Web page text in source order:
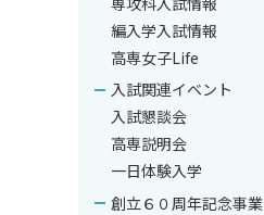
編入学入試情報
高専女子Life
入試関連イベント
入試懇談会
高専説明会
一日体験入学
創立６０周年記念事業